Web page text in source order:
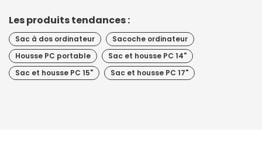
Les produits tendances :
Sac à dos ordinateur
Sacoche ordinateur
Housse PC portable
Sac et housse PC 14"
Sac et housse PC 15"
Sac et housse PC 17"